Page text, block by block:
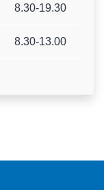
8.30-19.30
8.30-13.00